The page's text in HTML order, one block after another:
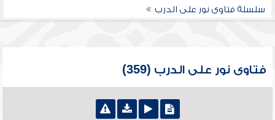
سلسلة فتاوى نور على الدرب
فتاوى نور على الدرب (359)